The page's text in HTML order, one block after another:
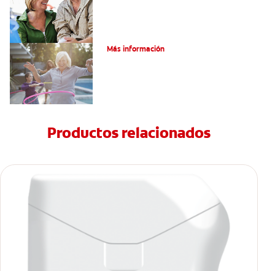
Más información
Productos relacionados